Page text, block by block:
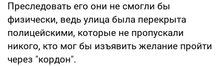
Преследовать его они не смогли бы
физически, ведь улица была перекрыта
полицейскими, которые не пропускали
никого, кто мог бы изъявить желание пройти
через "кордон".